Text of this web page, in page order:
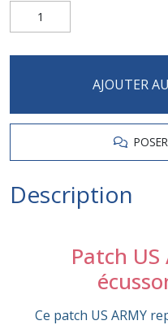
AJOUTER
Description
Patch
Ce patch US ARMY